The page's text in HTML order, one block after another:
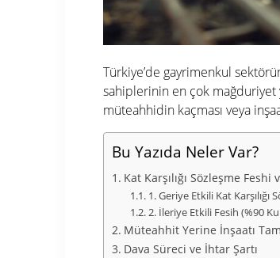
Türkiye’de gayrimenkul
sahiplerinin en çok mağduriyet
müteahhidin kaçması veya
Bu Yazıda Neler Var?
Kat Karşılığı Sözleşme
1. Geriye Etkili Kat Karşılığı
2. İleriye Etkili Fesih (%90
Müteahhit Yerine İnşaatı
Dava Süreci ve İhtar Şartı